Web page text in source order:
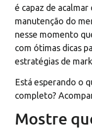
é capaz de
manutenção do
nesse momento
com ótimas dicas
estratégias de
Está esperando o
completo?
Mostre